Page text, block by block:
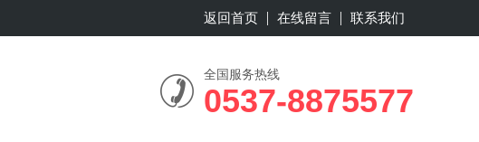
返回首页 在线留言 联系我们
全国服务热线
0537-8875577